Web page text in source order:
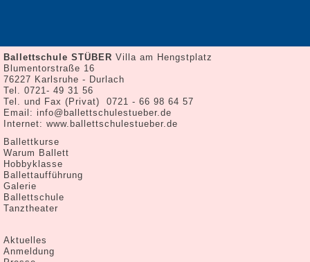
Kontakt
Impressum
Datenschutz
Anmeldung
Ballettschule STÜBER Villa am Hengstplatz
Blumentorstraße 16
76227 Karlsruhe - Durlach
Tel. 0721- 49 31 56
Tel. und Fax (Privat) 0721 - 66 98 64 57
Email: info@ballettschulestueber.de
Internet: www.ballettschulestueber.de
Navigation
überspringen
Ballettkurse
Warum Ballett
Hobbyklasse
Ballettaufführung
Galerie
Ballettschule
Tanztheater
Navigation
überspringen
Aktuelles
Anmeldung